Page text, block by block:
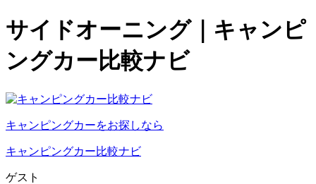
サイドオーニング｜キャンピ
ングカー比較ナビ
キャンピングカーをお探しなら
キャンピングカー比較ナビ
ゲスト